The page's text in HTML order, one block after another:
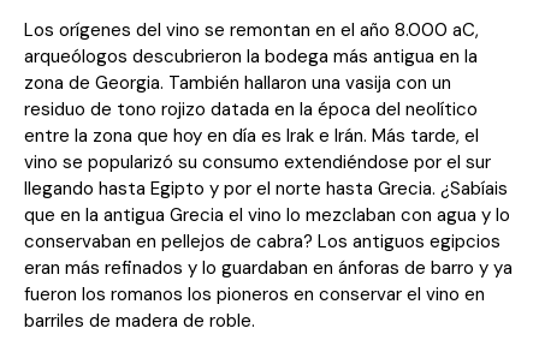
Los orígenes del vino se remontan en el año 8.000 aC,
arqueólogos descubrieron la bodega más antigua en la
zona de Georgia. También hallaron una vasija con un
residuo de tono rojizo datada en la época del neolítico
entre la zona que hoy en día es Irak e Irán. Más tarde, el
vino se popularizó su consumo extendiéndose por el sur
llegando hasta Egipto y por el norte hasta Grecia. ¿Sabíais
que en la antigua Grecia el vino lo mezclaban con agua y lo
conservaban en pellejos de cabra? Los antiguos egipcios
eran más refinados y lo guardaban en ánforas de barro y ya
fueron los romanos los pioneros en conservar el vino en
barriles de madera de roble.